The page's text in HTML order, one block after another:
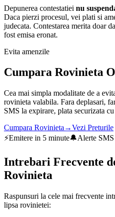
Depunerea contestatiei nu
Daca pierzi procesul, vei plati si
judecata. Contestarea merita doar
fost emisa eronat.
Evita amenzile
Cumpara Rovinieta
Cea mai simpla modalitate de a
rovinieta valabila. Fara deplasari,
SMS la expirare, plata securizata
Cumpara Rovinieta →Vezi Preturile
⚡Emitere in 5 minute🔔Alerte
Intrebari Frecvente
Rovinieta
Raspunsuri la cele mai frecvente
lipsa rovinietei: